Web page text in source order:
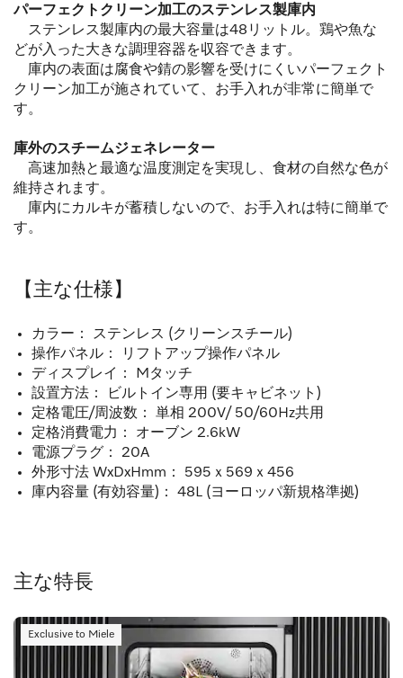
パーフェクトクリーン加工のステンレス製庫内
ステンレス製庫内の最大容量は48リットル。鶏や魚な
どが入った大きな調理容器を収容できます。
庫内の表面は腐食や錆の影響を受けにくいパーフェクト
クリーン加工が施されていて、お手入れが非常に簡単で
す。
庫外のスチームジェネレーター
高速加熱と最適な温度測定を実現し、食材の自然な色が
維持されます。
庫内にカルキが蓄積しないので、お手入れは特に簡単で
す。
【主な仕様】
カラー： ステンレス (クリーンスチール)
操作パネル： リフトアップ操作パネル
ディスプレイ： Mタッチ
設置方法： ビルトイン専用 (要キャビネット)
定格電圧/周波数： 単相 200V/ 50/60Hz共用
定格消費電力： オーブン 2.6kW
電源プラグ： 20A
外形寸法 WxDxHmm： 595ｘ569ｘ456
庫内容量 (有効容量)： 48L (ヨーロッパ新規格準拠)
主な特長
Exclusive to Miele